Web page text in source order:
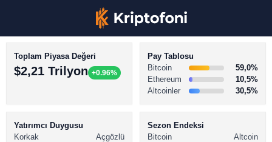
BİTCOİN HABERLERİ
Toplam Piyasa Değeri
$2,21 Trilyon +0.96%
Pay Tablosu
Bitcoin
59,0%
Ethereum
10,5%
Altcoinler
30,5%
Yatırımcı Duygusu
Korkak
Açgözlü
Sezon Endeksi
Bitcoin
Altcoin